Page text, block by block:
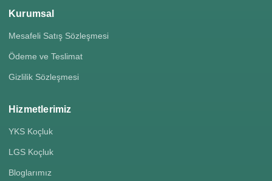
Kurumsal
Mesafeli Satış Sözleşmesi
Ödeme ve Teslimat
Gizlilik Sözleşmesi
Hizmetlerimiz
YKS Koçluk
LGS Koçluk
Bloglarımız